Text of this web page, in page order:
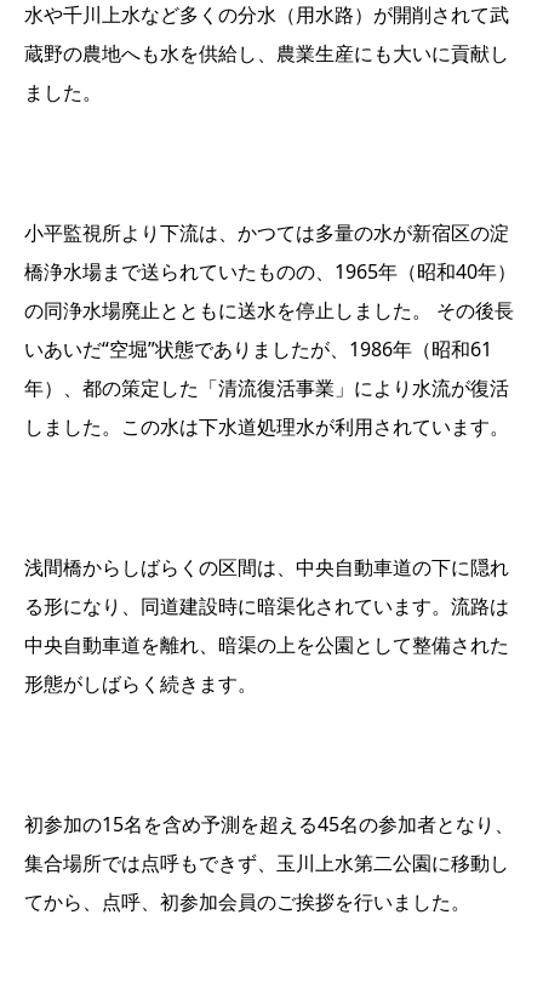
水や千川上水など多くの分水（用水路）が開削されて武
蔵野の農地へも水を供給し、農業生産にも大いに貢献し
ました。
小平監視所より下流は、かつては多量の水が新宿区の淀
橋浄水場まで送られていたものの、1965年（昭和40年）
の同浄水場廃止とともに送水を停止しました。 その後長
いあいだ“空堀”状態でありましたが、1986年（昭和61
年）、都の策定した「清流復活事業」により水流が復活
しました。この水は下水道処理水が利用されています。
浅間橋からしばらくの区間は、中央自動車道の下に隠れ
る形になり、同道建設時に暗渠化されています。流路は
中央自動車道を離れ、暗渠の上を公園として整備された
形態がしばらく続きます。
初参加の15名を含め予測を超える45名の参加者となり、
集合場所では点呼もできず、玉川上水第二公園に移動し
てから、点呼、初参加会員のご挨拶を行いました。